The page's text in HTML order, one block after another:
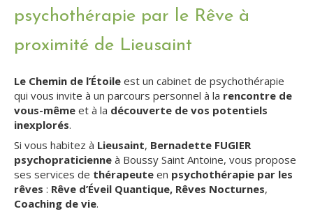
psychothérapie par le Rêve à
proximité de Lieusaint
Le Chemin de l’Étoile est un cabinet de psychothérapie
qui vous invite à un parcours personnel à la rencontre de
vous-même et à la découverte de vos potentiels
inexplorés.
Si vous habitez à Lieusaint, Bernadette FUGIER
psychopraticienne à Boussy Saint Antoine, vous propose
ses services de thérapeute en psychothérapie par les
rêves : Rêve d’Éveil Quantique, Rêves Nocturnes,
Coaching de vie.